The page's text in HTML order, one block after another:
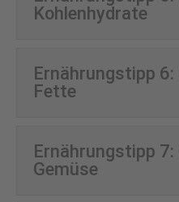
Kohlenhydrate
Ernährungstipp 6:
Fette
Ernährungstipp 7:
Gemüse